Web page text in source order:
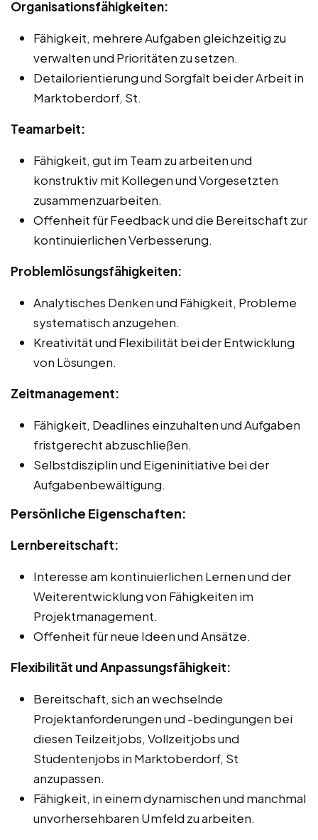
Organisationsfähigkeiten:
Fähigkeit, mehrere Aufgaben gleichzeitig zu
verwalten und Prioritäten zu setzen.
Detailorientierung und Sorgfalt bei der Arbeit in
Marktoberdorf, St.
Teamarbeit:
Fähigkeit, gut im Team zu arbeiten und
konstruktiv mit Kollegen und Vorgesetzten
zusammenzuarbeiten.
Offenheit für Feedback und die Bereitschaft zur
kontinuierlichen Verbesserung.
Problemlösungsfähigkeiten:
Analytisches Denken und Fähigkeit, Probleme
systematisch anzugehen.
Kreativität und Flexibilität bei der Entwicklung
von Lösungen.
Zeitmanagement:
Fähigkeit, Deadlines einzuhalten und Aufgaben
fristgerecht abzuschließen.
Selbstdisziplin und Eigeninitiative bei der
Aufgabenbewältigung.
Persönliche Eigenschaften:
Lernbereitschaft:
Interesse am kontinuierlichen Lernen und der
Weiterentwicklung von Fähigkeiten im
Projektmanagement.
Offenheit für neue Ideen und Ansätze.
Flexibilität und Anpassungsfähigkeit:
Bereitschaft, sich an wechselnde
Projektanforderungen und -bedingungen bei
diesen Teilzeitjobs, Vollzeitjobs und
Studentenjobs in Marktoberdorf, St
anzupassen.
Fähigkeit, in einem dynamischen und manchmal
unvorhersehbaren Umfeld zu arbeiten.